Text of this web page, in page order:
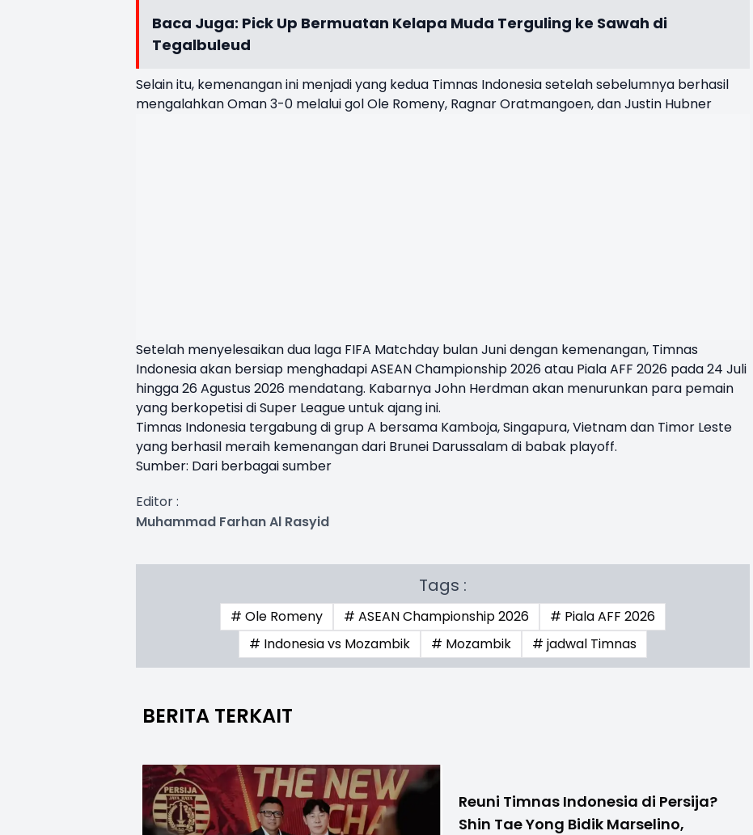
Baca Juga: Pick Up Bermuatan Kelapa Muda Terguling ke Sawah di
Tegalbuleud
Selain itu, kemenangan ini menjadi yang kedua Timnas Indonesia setelah sebelumnya berhasil
mengalahkan Oman 3-0 melalui gol Ole Romeny, Ragnar Oratmangoen, dan Justin Hubner
Setelah menyelesaikan dua laga FIFA Matchday bulan Juni dengan kemenangan, Timnas
Indonesia akan bersiap menghadapi ASEAN Championship 2026 atau Piala AFF 2026 pada 24 Juli
hingga 26 Agustus 2026 mendatang. Kabarnya John Herdman akan menurunkan para pemain
yang berkopetisi di Super League untuk ajang ini.
Timnas Indonesia tergabung di grup A bersama Kamboja, Singapura, Vietnam dan Timor Leste
yang berhasil meraih kemenangan dari Brunei Darussalam di babak playoff.
Sumber: Dari berbagai sumber
Editor :
Muhammad Farhan Al Rasyid
Tags :
# Ole Romeny # ASEAN Championship 2026
# Piala AFF 2026
# Indonesia vs Mozambik
# Mozambik # jadwal Timnas
BERITA TERKAIT
Reuni Timnas Indonesia di Persija?
Shin Tae Yong Bidik Marselino,